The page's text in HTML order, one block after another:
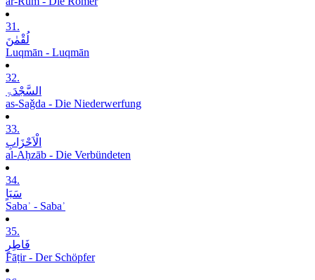
31.
لُقْمٰنَ
Luqmān - Luqmān
32.
السَّجْدَۃِ
as-Saǧda - Die Niederwerfung
33.
الْاَحْزَابِ
al-Aḥzāb - Die Verbündeten
34.
سَبَاٍ
Sabaʾ - Sabaʾ
35.
فَاطِرٍ
Fāṭir - Der Schöpfer